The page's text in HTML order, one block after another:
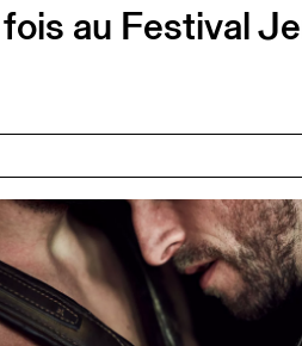
fois au Festival